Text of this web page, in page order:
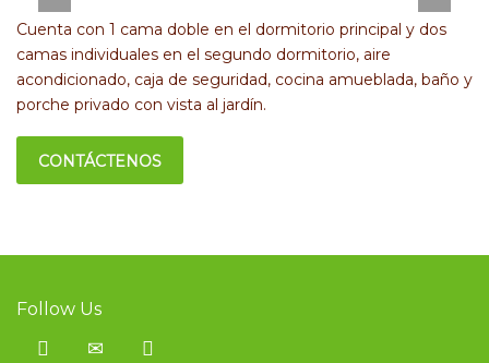
Cuenta con 1 cama doble en el dormitorio principal y dos
camas individuales en el segundo dormitorio, aire
acondicionado, caja de seguridad, cocina amueblada, baño y
porche privado con vista al jardín.
CONTÁCTENOS
Follow Us